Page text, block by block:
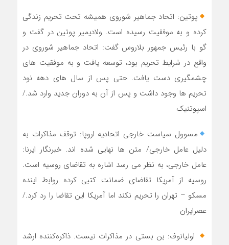
پوتین: اتحاد جماهیر شوروی همیشه تحت تحریم زندگی
کرده و به موفقیت رسیده است. ولادیمیر پوتین در گفت و
گو با رئیس جمهور بلاروس گفت: اتحاد جماهیر شوروی در
واقع در شرایط تحریم بود، توسعه یافت و به موفقیت های
چشمگیری دست یافت. حتی پس از سال های دهه نود
تحریم ها وجود داشت و پس از آن به دوران جدید وارد شد./
اسپوتنیک
مسوول سیاست خارجی اتحادیه اروپا: توقف مذاکرات به
دلیل عامل خارجی/ متن ها نهایی شده اند. خبرنگار ایرنا:
عامل خارجی، به نظر می رسد اشاره به تقاضای روسیه است.
روسیه از آمریکا تقاضای ضمانت کتبی کرده روابط اینده
مسکو – تهران را تحریم نکند اما آمریکا این تقاضا را رد کرد./
عصرایران
اولیانوف: بن بستی در مذاکرات نیست. ذاکره‌کننده ارشد